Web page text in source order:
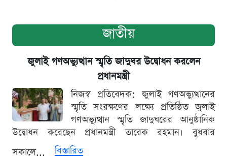
জাতীয়
জুলাই গণঅভ্যুত্থান স্মৃতি জাদুঘর উদ্বোধন করলেন
প্রধানমন্ত্রী
নিজস্ব প্রতিবেদক: জুলাই গণঅভ্যুত্থানের
স্মৃতি সংরক্ষণের লক্ষ্যে প্রতিষ্ঠিত জুলাই
গণঅভ্যুত্থান স্মৃতি জাদুঘরের আনুষ্ঠানিক
উদ্বোধন করেছেন প্রধানমন্ত্রী তারেক রহমান। বুধবার
সকালে...
বিস্তারিত